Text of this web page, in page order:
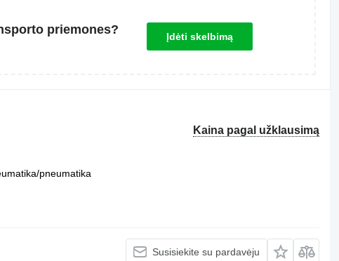
priemones?
Įdėti skelbimą
Kaina pagal užklausimą
pneumatika
Susisiekite su pardavėju